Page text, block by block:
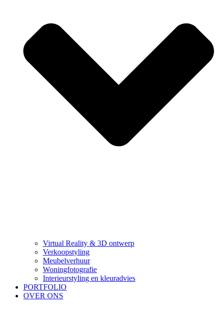
Virtual Reality & 3D ontwerp
Verkoopstyling
Meubelverhuur
Woningfotografie
Interieurstyling en kleuradvies
PORTFOLIO
OVER ONS